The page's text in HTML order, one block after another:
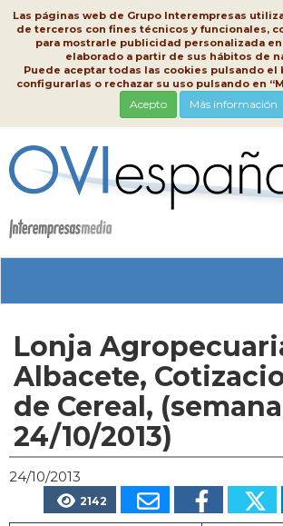
Las páginas web de Grupo Interempresas
de terceros con fines técnicos y funcionales,
para mostrarle publicidad personalizada
elaborado a partir de sus hábitos de
Puede aceptar todas las cookies pulsando el
configurarlas o rechazar su uso pulsando en
Acepto Más información
Lonja
Albacete,
de Cereal,
24/10/2013)
24/10/2013
2142